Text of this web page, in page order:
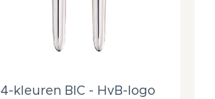
4-kleuren BIC - HvB-logo